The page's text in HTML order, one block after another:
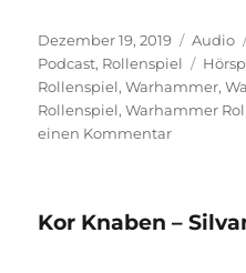
EMBED
Veröffentlicht
am
Dezember 19, 2019 Format
Audio
Podcast, Rollenspiel
Rollenspiel,Warhammer,
Rollenspiel,Warhammer
einen Kommentarzu
of
Kor Knaben –